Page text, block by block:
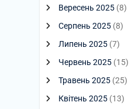
Вересень 2025 (8)
Серпень 2025 (8)
Липень 2025 (7)
Червень 2025 (15)
Травень 2025 (25)
Квітень 2025 (13)